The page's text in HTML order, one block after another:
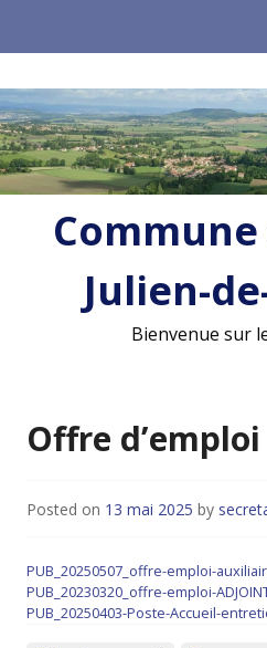
Julien-
Bienvenue sur
Offre d’emploi
Posted on 13 mai 2025 by
PUB_20250507_offre-emploi-
PUB_20230320_offre-emploi-
PUB_20250403-Poste-Accueil-